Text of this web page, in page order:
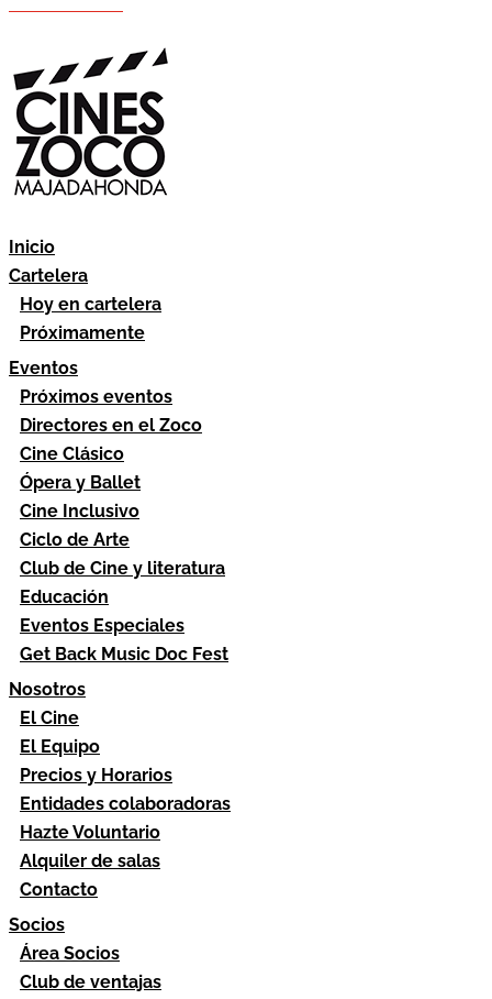
Inicio
Cartelera
Hoy en cartelera
Próximamente
Eventos
Próximos eventos
Directores en el Zoco
Cine Clásico
Ópera y Ballet
Cine Inclusivo
Ciclo de Arte
Club de Cine y literatura
Educación
Eventos Especiales
Get Back Music Doc Fest
Nosotros
El Cine
El Equipo
Precios y Horarios
Entidades colaboradoras
Hazte Voluntario
Alquiler de salas
Contacto
Socios
Área Socios
Club de ventajas